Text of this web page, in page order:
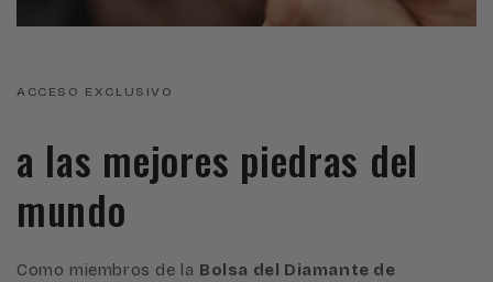
ACCESO EXCLUSIVO
a las mejores piedras del
mundo
Como miembros de la Bolsa del Diamante de